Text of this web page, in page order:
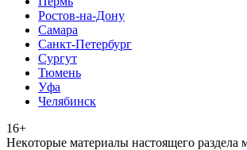
Ростов-на-Дону
Самара
Санкт-Петербург
Сургут
Тюмень
Уфа
Челябинск
16+
Heкoтopыe мaтepиaлы нacтoящего